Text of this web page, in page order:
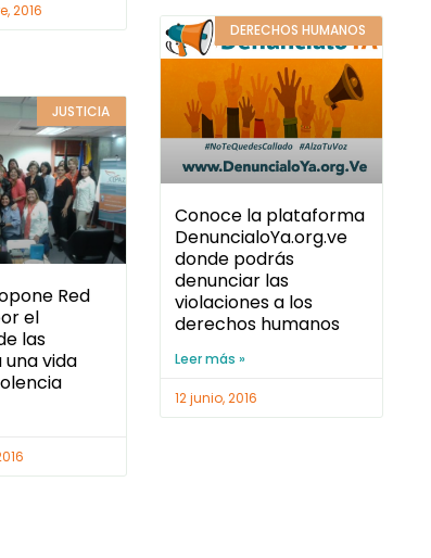
2016
JUSTICIA
Red
el
las
una vida
DERECHOS HUMANOS
Conoce la plataforma
DenuncialoYa.org.ve
donde podrás
denunciar las
violaciones a los
derechos humanos
Leer más »
12 junio, 2016